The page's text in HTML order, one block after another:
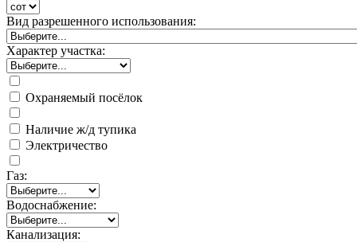
Вид разрешенного использования:
Характер участка:
Охраняемый посёлок
Наличие ж/д тупика
Электричество
Газ:
Водоснабжение:
Канализация: